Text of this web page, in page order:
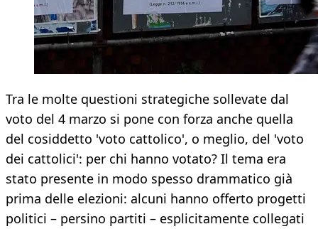
Tra le molte questioni strategiche sollevate dal
voto del 4 marzo si pone con forza anche quella
del cosiddetto 'voto cattolico', o meglio, del 'voto
dei cattolici': per chi hanno votato? Il tema era
stato presente in modo spesso drammatico già
prima delle elezioni: alcuni hanno offerto progetti
politici – persino partiti – esplicitamente collegati